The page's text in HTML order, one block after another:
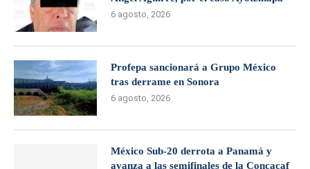
6 agosto, 2026
Profepa sancionará a Grupo México
tras derrame en Sonora
6 agosto, 2026
México Sub-20 derrota a Panamá y
avanza a las semifinales de la Concacaf